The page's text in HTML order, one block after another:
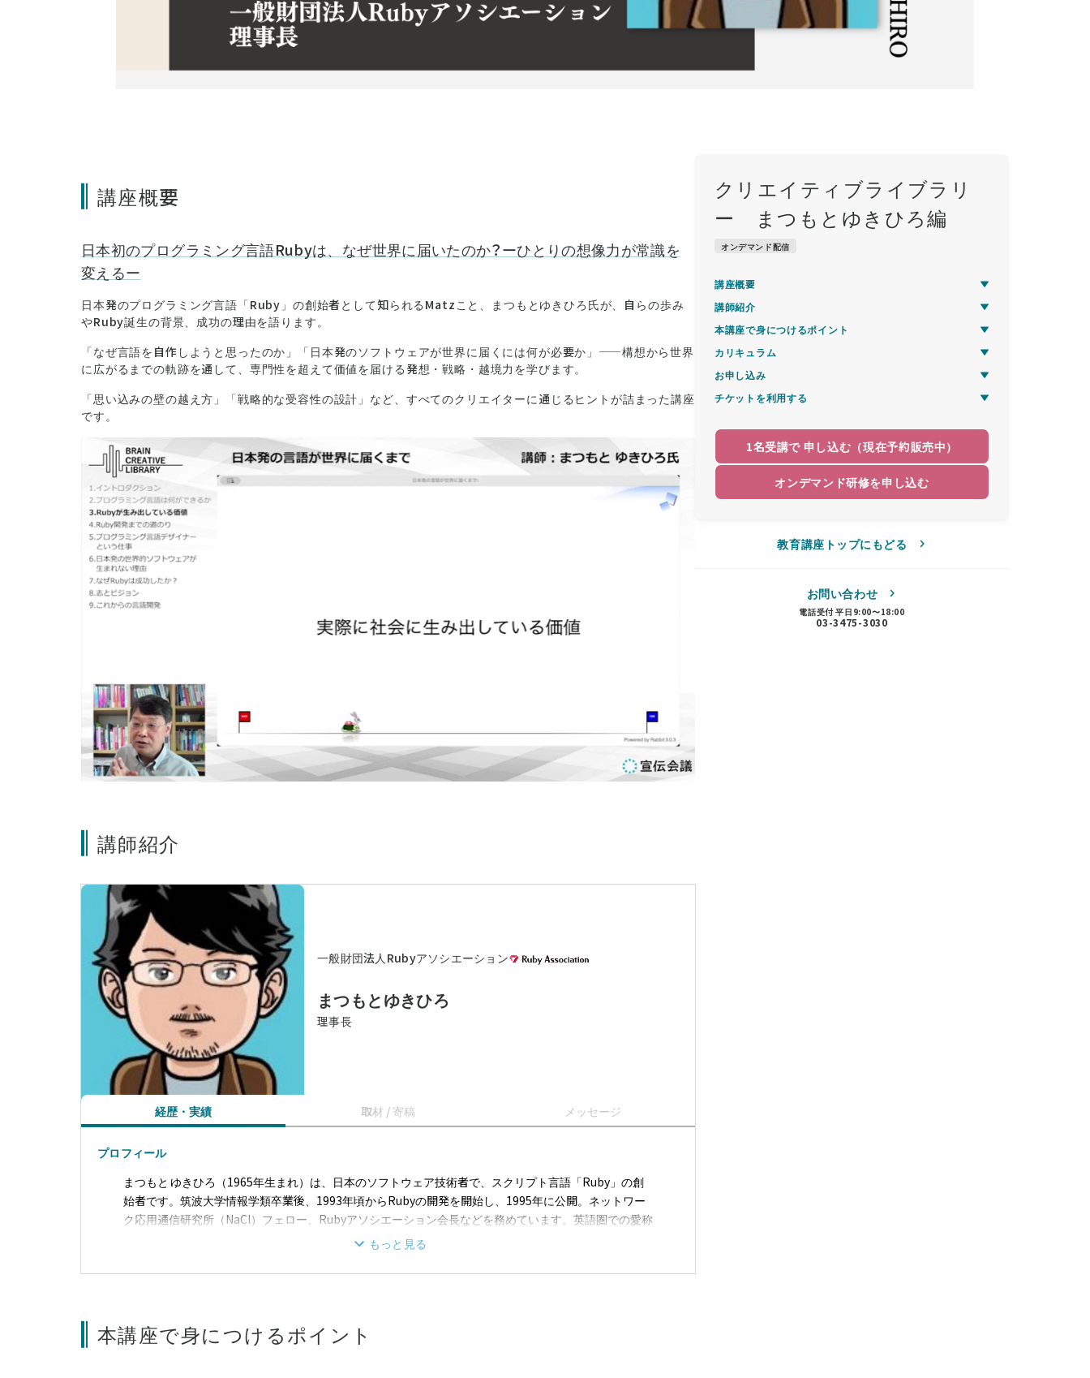
講座概要
日本初のプログラミング言語Rubyは、なぜ世界に届いたのか？ーひとりの想像力が常識を
変えるー
日本発のプログラミング言語「Ruby」の創始者として知られるMatzこと、まつもとゆきひろ氏が、自らの歩み
やRuby誕生の背景、成功の理由を語ります。
「なぜ言語を自作しようと思ったのか」「日本発のソフトウェアが世界に届くには何が必要か」——構想から世界
に広がるまでの軌跡を通して、専門性を超えて価値を届ける発想・戦略・越境力を学びます。
「思い込みの壁の越え方」「戦略的な受容性の設計」など、すべてのクリエイターに通じるヒントが詰まった講座
です。
講師紹介
一般財団法人Rubyアソシエーション
まつもとゆきひろ
理事長
経歴・実績 取材 / 寄稿 メッセージ
プロフィール
まつもと ゆきひろ（1965年生まれ）は、日本のソフトウェア技術者で、スクリプト言語「Ruby」の創
始者です。筑波大学情報学類卒業後、1993年頃からRubyの開発を開始し、1995年に公開。ネットワー
ク応用通信研究所（NaCl）フェロー、Rubyアソシエーション会長などを務めています。英語圏での愛称
もっと見る
本講座で身につけるポイント
クリエイティブライブラリ
ー まつもとゆきひろ編
オンデマンド配信
講座概要
講師紹介
本講座で身につけるポイント
カリキュラム
お申し込み
チケットを利用する
1名受講で 申し込む（現在予約販売中）
オンデマンド研修を申し込む
教育講座トップにもどる
お問い合わせ
電話受付 平日9:00〜18:00
03-3475-3030